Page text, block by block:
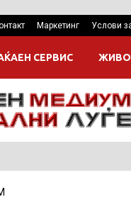
Маркетинг Услови
СЕРВИС